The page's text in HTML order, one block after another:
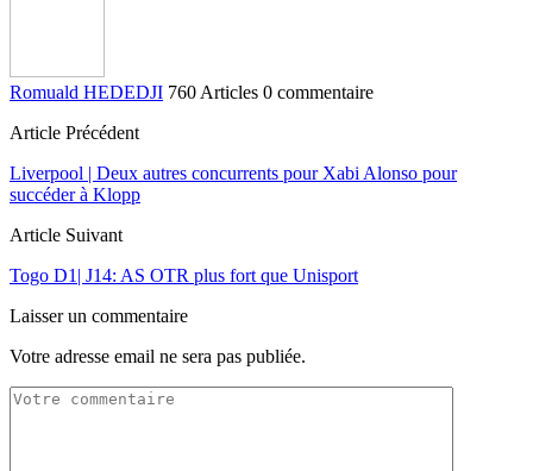
Romuald HEDEDJI 760 Articles 0 commentaire
Article Précédent
Liverpool | Deux autres concurrents pour Xabi Alonso pour
succéder à Klopp
Article Suivant
Togo D1| J14: AS OTR plus fort que Unisport
Laisser un commentaire
Votre adresse email ne sera pas publiée.